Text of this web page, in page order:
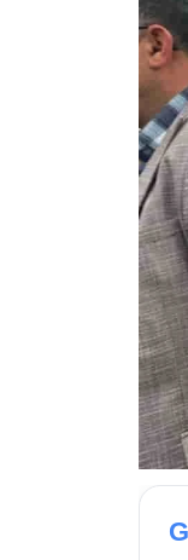
G
ESKİŞEHİR
Eskişehir
Eskişehir
Eskişehir
Eskişehir
Haber Arşivi